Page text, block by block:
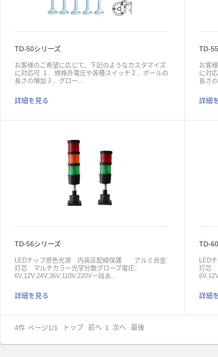
TD-50シリーズ
お客様のご希望に応じて、下記のようなカスタマイズ
に対応可 １．規格外電圧や各種スイッチ２．ポールの
長さの増加３．グロー...
ブの色の変更４．音色、音量、警告音の変更５．各種
圧配線保護 アルミ合金灯芯 マルチカラー光学分散
3528 原色豆電球機能：点灯、点滅、多種多様な音色
のブザー仕組み：一段マルチカラー、複数の段マルチ
カラー取付：ポール取付式(円型台座付） ポール取付
式(L型金具付） 折り畳み式（可倒式台座付） 直付
詳細を見る
TD-
お客
に対
長さ
ブの
圧配
詳細
TD-56シリーズ
LEDチップ原色光源 内高圧配線保護 アルミ合金
灯芯 マルチカラー光学分散グローブ電圧：
6V,12V,24V,36V,110V,220V一段あ...
たりの電流：６０mA豆電球数量：一段あたり１８
み：一段マルチカラー、複数の段マルチカラー
詳細を見る
TD-
LED
灯芯
たり
み：
詳細
4件 ページ1/1 トップ 前へ 1 次へ 最後